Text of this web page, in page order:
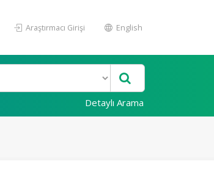
Araştırmacı Girişi English
Detaylı Arama